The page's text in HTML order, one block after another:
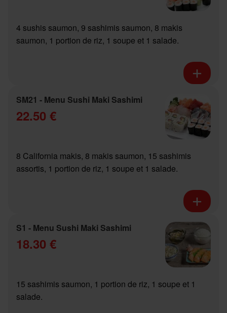
4 sushis saumon, 9 sashimis saumon, 8 makis
saumon, 1 portion de riz, 1 soupe et 1 salade.
SM21 - Menu Sushi Maki Sashimi
22.50 €
8 California makis, 8 makis saumon, 15 sashimis
assortis, 1 portion de riz, 1 soupe et 1 salade.
S1 - Menu Sushi Maki Sashimi
18.30 €
15 sashimis saumon, 1 portion de riz, 1 soupe et 1
salade.